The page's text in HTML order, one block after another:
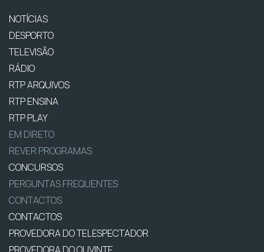
NOTÍCIAS
DESPORTO
TELEVISÃO
RÁDIO
RTP ARQUIVOS
RTP ENSINA
RTP PLAY
EM DIRETO
REVER PROGRAMAS
CONCURSOS
PERGUNTAS FREQUENTES
CONTACTOS
CONTACTOS
PROVEDORA DO TELESPECTADOR